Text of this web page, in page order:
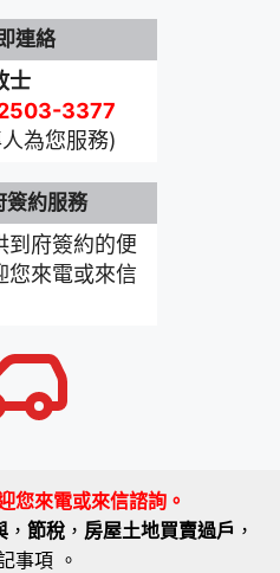
連絡
士
3377
為您服務)
簽約服務
到府簽約的便
您來電或來信
您來電或來信諮詢。
， 節稅 ， 房屋土地買賣過戶 ，
事項 。